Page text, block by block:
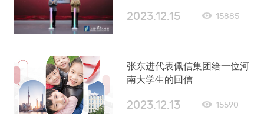
2023.12.15 15885
张东进代表佩信集团给一位河
南大学生的回信
2023.12.13 15590